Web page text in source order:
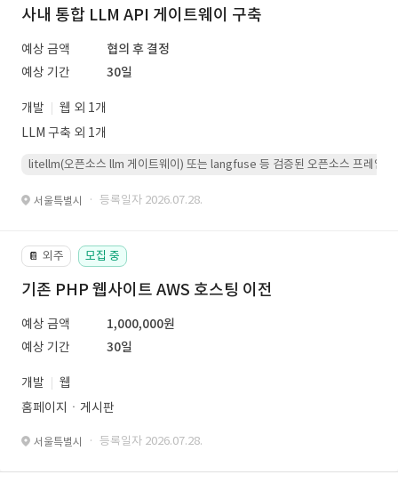
사내 통합 LLM API 게이트웨이 구축
예상 금액
협의 후 결정
예상 기간
30일
개발
웹 외 1개
LLM 구축 외 1개
litellm(오픈소스 llm 게이트웨이) 또는 langfuse 등 검증된 오픈소스 프레임워
서울특별시 · 등록일자 2026.07.28.
📔 외주 모집 중
기존 PHP 웹사이트 AWS 호스팅 이전
예상 금액
1,000,000원
예상 기간
30일
개발
웹
홈페이지ㆍ게시판
서울특별시 · 등록일자 2026.07.28.